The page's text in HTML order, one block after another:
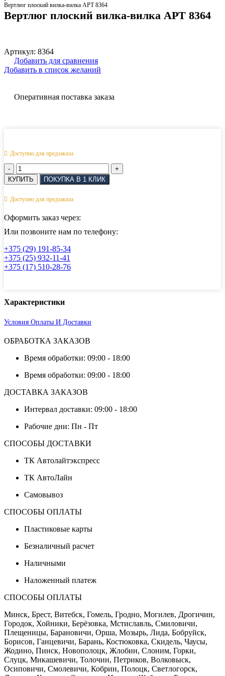
Вертлюг плоский вилка-вилка АРТ 8364
Вертлюг плоский вилка-вилка АРТ 8364
Артикул: 8364
Добавить для сравнения
Добавить в список желаний
Оперативная поставка заказа
Доступно для предзаказа
Количество
товара
Вертлюг
вилка-
АРТ
8364
КУПИТЬ ПОКУПКА В 1 КЛИК
Доступно для предзаказа
Оформить заказ через:
Или позвоните нам по телефону:
+375 (29) 191-85-34
+375 (25) 932-11-41
+375 (17) 510-28-76
Характеристики
Условия Оплаты И Доставки
ОБРАБОТКА ЗАКАЗОВ
Время обработки: 09:00 - 18:00
Время обработки: 09:00 - 18:00
ДОСТАВКА ЗАКАЗОВ
Интервал доставки: 09:00 - 18:00
Рабочие дни: Пн - Пт
СПОСОБЫ ДОСТАВКИ
ТК Автолайтэкспресс
ТК АвтоЛайн
Самовывоз
СПОСОБЫ ОПЛАТЫ
Пластиковые карты
Безналичный расчет
Наличными
Наложенный платеж
СПОСОБЫ ОПЛАТЫ
Минск, Брест, Витебск, Гомель, Гродно, Могилев, Дрогичин,
Городок, Хойники, Берёзовка, Мстиславль, Смиловичи,
Плещеницы, Барановичи, Орша, Мозырь, Лида, Бобруйск,
Борисов, Ганцевичи, Барань, Костюковка, Скидель, Чаусы,
Жодино, Пинск, Новополоцк, Жлобин, Слоним, Горки,
Слуцк, Микашевичи, Толочин, Петриков, Волковыск,
Осиповичи, Смолевичи, Кобрин, Полоцк, Светлогорск,